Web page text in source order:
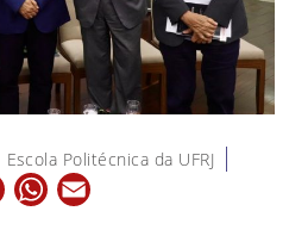
Escola Politécnica da UFRJ
LinkedInWhatsApp